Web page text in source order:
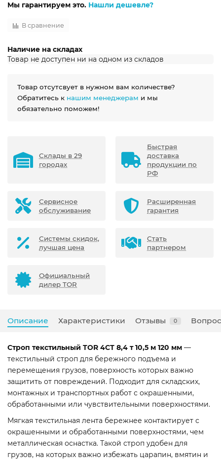
Мы гарантируем это. Нашли дешевле?
В сравнение
Наличие на складах
Товар не доступен ни на одном из складов
Товар отсутсвует в нужном вам количестве?
Обратитесь к нашим менеджерам и мы
обязательно поможем!
Склады в 29
городах
Быстрая
доставка
продукции по
РФ
Сервисное
обслуживание
Расширенная
гарантия
Системы скидок,
лучшая цена
Стать
партнером
Официальный
дилер TOR
Описание Характеристики Отзывы 0
Строп текстильный TOR 4СТ 8,4 т 10,5 м 120 мм —
текстильный строп для бережного подъема и
перемещения грузов, поверхность которых важно
защитить от повреждений. Подходит для складских,
монтажных и транспортных работ с окрашенными,
обработанными или чувствительными поверхностями.
Мягкая текстильная лента бережнее контактирует с
окрашенными и обработанными поверхностями, чем
металлическая оснастка. Такой строп удобен для
грузов, на которых важно избежать царапин, вмятин и